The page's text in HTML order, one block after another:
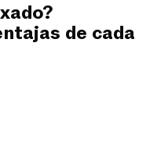
de cada